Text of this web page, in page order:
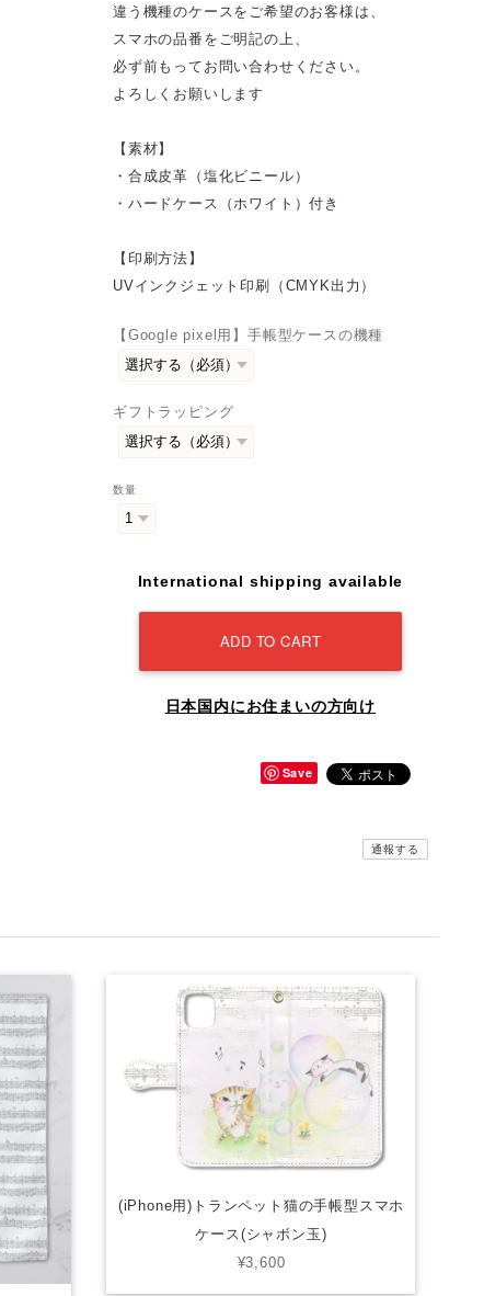
違う機種のケースをご希望のお客様は、
スマホの品番をご明記の上、
必ず前もってお問い合わせください。
よろしくお願いします
【素材】
・合成皮革（塩化ビニール）
・ハードケース（ホワイト）付き
【印刷方法】
UVインクジェット印刷（CMYK出力）
【Google pixel用】手帳型ケースの機種
ギフトラッピング
数量
International shipping available
ADD TO CART
日本国内にお住まいの方向け
Save
通報する
(iPhone用)トランペット猫の手帳型スマホ
ケース(シャボン玉)
¥3,600